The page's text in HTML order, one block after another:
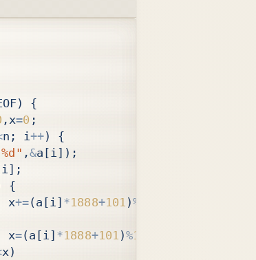
)
{
, x=0 ;
n ; i++)
{
,&a [i]);
i];
{
x+=(a [i] *1888+101 )%
x=(a [i] *1888+101 )%14507
x)